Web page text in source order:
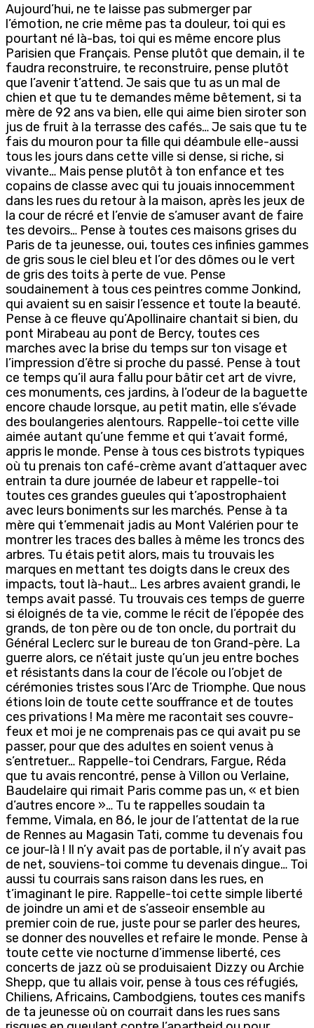
Aujourd’hui, ne te laisse pas submerger par
l’émotion, ne crie même pas ta douleur, toi qui es
pourtant né là-bas, toi qui es même encore plus
Parisien que Français. Pense plutôt que demain, il te
faudra reconstruire, te reconstruire, pense plutôt
que l’avenir t’attend. Je sais que tu as un mal de
chien et que tu te demandes même bêtement, si ta
mère de 92 ans va bien, elle qui aime bien siroter son
jus de fruit à la terrasse des cafés… Je sais que tu te
fais du mouron pour ta fille qui déambule elle-aussi
tous les jours dans cette ville si dense, si riche, si
vivante… Mais pense plutôt à ton enfance et tes
copains de classe avec qui tu jouais innocemment
dans les rues du retour à la maison, après les jeux de
la cour de récré et l’envie de s’amuser avant de faire
tes devoirs… Pense à toutes ces maisons grises du
Paris de ta jeunesse, oui, toutes ces infinies gammes
de gris sous le ciel bleu et l’or des dômes ou le vert
de gris des toits à perte de vue. Pense
soudainement à tous ces peintres comme Jonkind,
qui avaient su en saisir l’essence et toute la beauté.
Pense à ce fleuve qu’Apollinaire chantait si bien, du
pont Mirabeau au pont de Bercy, toutes ces
marches avec la brise du temps sur ton visage et
l’impression d’être si proche du passé. Pense à tout
ce temps qu’il aura fallu pour bâtir cet art de vivre,
ces monuments, ces jardins, à l’odeur de la baguette
encore chaude lorsque, au petit matin, elle s’évade
des boulangeries alentours. Rappelle-toi cette ville
aimée autant qu’une femme et qui t’avait formé,
appris le monde. Pense à tous ces bistrots typiques
où tu prenais ton café-crème avant d’attaquer avec
entrain ta dure journée de labeur et rappelle-toi
toutes ces grandes gueules qui t’apostrophaient
avec leurs boniments sur les marchés. Pense à ta
mère qui t’emmenait jadis au Mont Valérien pour te
montrer les traces des balles à même les troncs des
arbres. Tu étais petit alors, mais tu trouvais les
marques en mettant tes doigts dans le creux des
impacts, tout là-haut… Les arbres avaient grandi, le
temps avait passé. Tu trouvais ces temps de guerre
si éloignés de ta vie, comme le récit de l’épopée des
grands, de ton père ou de ton oncle, du portrait du
Général Leclerc sur le bureau de ton Grand-père. La
guerre alors, ce n’était juste qu’un jeu entre boches
et résistants dans la cour de l’école ou l’objet de
cérémonies tristes sous l’Arc de Triomphe. Que nous
étions loin de toute cette souffrance et de toutes
ces privations ! Ma mère me racontait ses couvre-
feux et moi je ne comprenais pas ce qui avait pu se
passer, pour que des adultes en soient venus à
s’entretuer… Rappelle-toi Cendrars, Fargue, Réda
que tu avais rencontré, pense à Villon ou Verlaine,
Baudelaire qui rimait Paris comme pas un, « et bien
d’autres encore »… Tu te rappelles soudain ta
femme, Vimala, en 86, le jour de l’attentat de la rue
de Rennes au Magasin Tati, comme tu devenais fou
ce jour-là ! Il n’y avait pas de portable, il n’y avait pas
de net, souviens-toi comme tu devenais dingue… Toi
aussi tu courrais sans raison dans les rues, en
t’imaginant le pire. Rappelle-toi cette simple liberté
de joindre un ami et de s’asseoir ensemble au
premier coin de rue, juste pour se parler des heures,
se donner des nouvelles et refaire le monde. Pense à
toute cette vie nocturne d’immense liberté, ces
concerts de jazz où se produisaient Dizzy ou Archie
Shepp, que tu allais voir, pense à tous ces réfugiés,
Chiliens, Africains, Cambodgiens, toutes ces manifs
de ta jeunesse où on courrait dans les rues sans